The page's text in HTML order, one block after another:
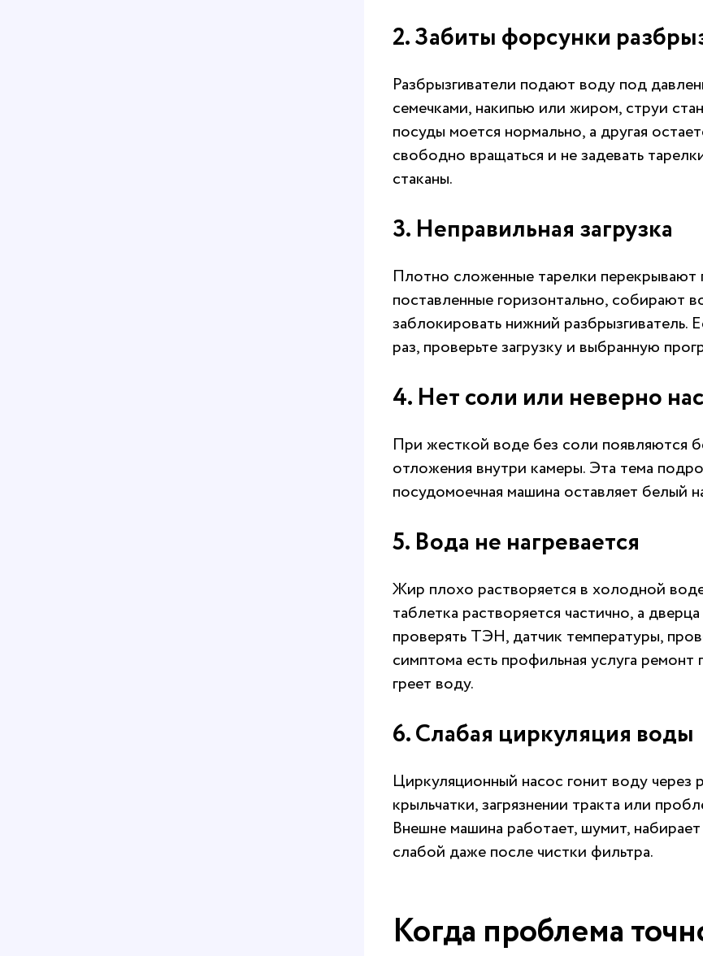
2. Забиты форсунки
Разбрызгиватели подают воду под
семечками, накипью или жиром, струи
посуды моется нормально, а другая
свободно вращаться и не задевать
стаканы.
3. Неправильная загрузка
Плотно сложенные тарелки
поставленные горизонтально, собирают
заблокировать нижний
раз, проверьте загрузку и выбранную
4. Нет соли или неверно
При жесткой воде без соли появляются
отложения внутри камеры. Эта тема
посудомоечная машина оставляет белый
5. Вода не нагревается
Жир плохо растворяется в холодной
таблетка растворяется частично, а
проверять ТЭН, датчик температуры,
симптома есть профильная услуга ремонт
греет воду.
6. Слабая циркуляция воды
Циркуляционный насос гонит воду через
крыльчатки, загрязнении тракта или
Внешне машина работает, шумит,
слабой даже после чистки фильтра.
Когда проблема